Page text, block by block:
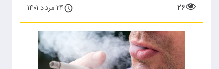
۲۶
۲۴ مرداد ۱۴۰۱